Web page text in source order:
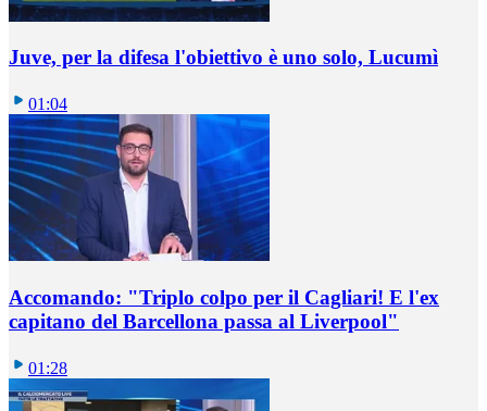
Juve, per la difesa l'obiettivo è uno solo, Lucumì
01:04
Accomando: "Triplo colpo per il Cagliari! E l'ex
capitano del Barcellona passa al Liverpool"
01:28